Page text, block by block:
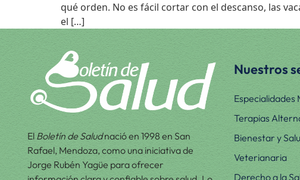
qué orden. No es fácil cortar con el descanso, las
el […]
El Boletín de Saludnació en 1998 en San
Rafael, Mendoza, como una iniciativa de
Jorge Rubén Yagüe para ofrecer
Nuestros
Especialidades
Terapias
Bienestar y
Veterianaria
Derecho a la